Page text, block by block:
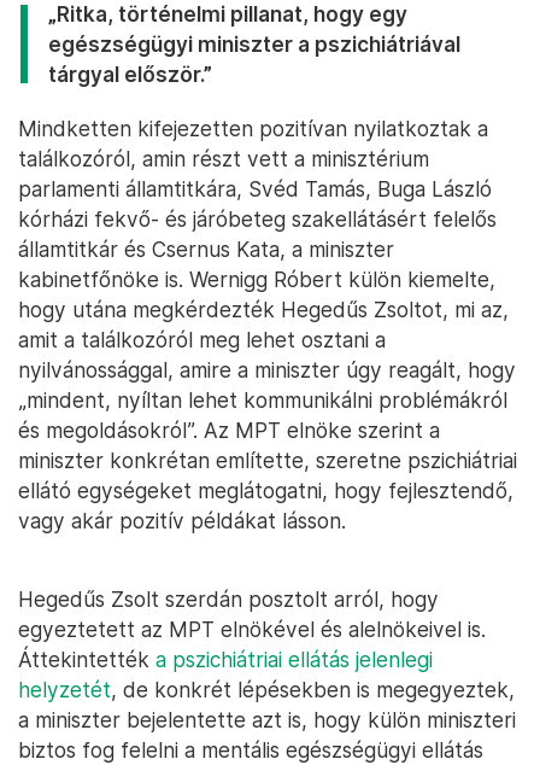
„Ritka, történelmi pillanat, hogy egy
egészségügyi miniszter a pszichiátriával
tárgyal először.”
Mindketten kifejezetten pozitívan nyilatkoztak a
találkozóról, amin részt vett a minisztérium
parlamenti államtitkára, Svéd Tamás, Buga László
kórházi fekvő- és járóbeteg szakellátásért felelős
államtitkár és Csernus Kata, a miniszter
kabinetfőnöke is. Wernigg Róbert külön kiemelte,
hogy utána megkérdezték Hegedűs Zsoltot, mi az,
amit a találkozóról meg lehet osztani a
nyilvánossággal, amire a miniszter úgy reagált, hogy
„mindent, nyíltan lehet kommunikálni problémákról
és megoldásokról”. Az MPT elnöke szerint a
miniszter konkrétan említette, szeretne pszichiátriai
ellátó egységeket meglátogatni, hogy fejlesztendő,
vagy akár pozitív példákat lásson.
Hegedűs Zsolt szerdán posztolt arról, hogy
egyeztetett az MPT elnökével és alelnökeivel is.
Áttekintették a pszichiátriai ellátás jelenlegi
helyzetét, de konkrét lépésekben is megegyeztek,
a miniszter bejelentette azt is, hogy külön miniszteri
biztos fog felelni a mentális egészségügyi ellátás